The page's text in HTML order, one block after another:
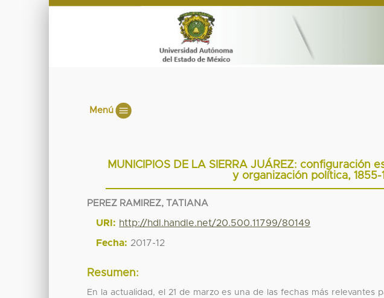
Menú
MUNICIPIOS DE LA SIERRA JUÁREZ: configuración
y organización política, 1855-
PEREZ RAMIREZ, TATIANA
URI: http://hdl.handle.net/20.500.11799/80149
Fecha: 2017-12
Resumen:
En la actualidad, el 21 de marzo es una de las fechas más relevantes